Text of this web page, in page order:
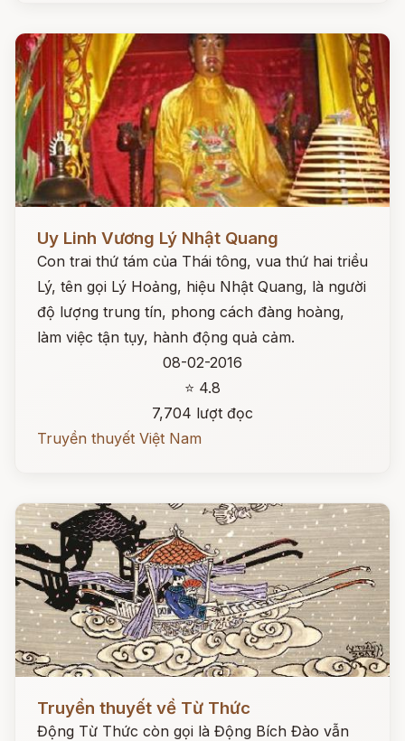
Uy Linh Vương Lý Nhật Quang
Con trai thứ tám của Thái tông, vua thứ hai triều
Lý, tên gọi Lý Hoảng, hiệu Nhật Quang, là người
độ lượng trung tín, phong cách đàng hoàng,
làm việc tận tụy, hành động quả cảm.
08-02-2016
⭐ 4.8
7,704 lượt đọc
Truyền thuyết Việt Nam
Đọc ngay
Truyền thuyết về Từ Thức
Động Từ Thức còn gọi là Động Bích Đào vẫn